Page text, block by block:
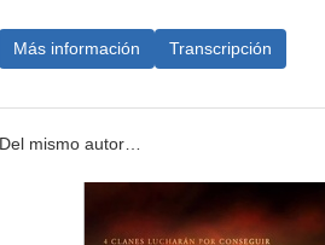
Más información Transcripción
Del mismo autor…